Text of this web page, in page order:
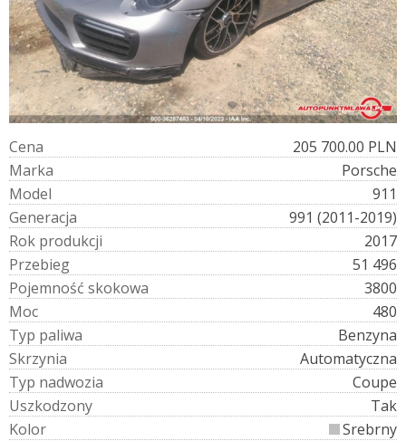
Cena
205 700.00 PLN
Marka
Porsche
Model
911
Generacja
991 (2011-2019)
Rok produkcji
2017
Przebieg
51 496
Pojemność skokowa
3800
Moc
480
Typ paliwa
Benzyna
Skrzynia
Automatyczna
Typ nadwozia
Coupe
Uszkodzony
Tak
Kolor
Srebrny